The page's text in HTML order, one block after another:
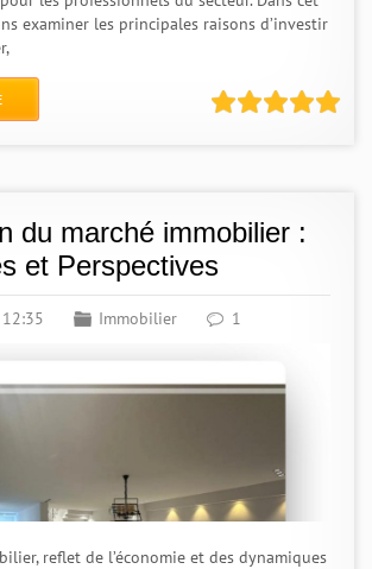
examiner les principales raisons d’investir
du marché immobilier :
et Perspectives
Immobilier 1
reflet de l’économie et des dynamiques